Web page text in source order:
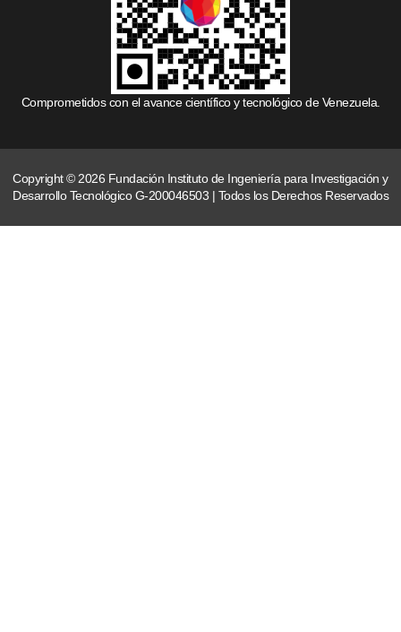
Comprometidos con el avance científico y tecnológico de Venezuela.
Copyright © 2026 Fundación Instituto de Ingeniería para Investigación y
Desarrollo Tecnológico G-200046503 | Todos los Derechos Reservados